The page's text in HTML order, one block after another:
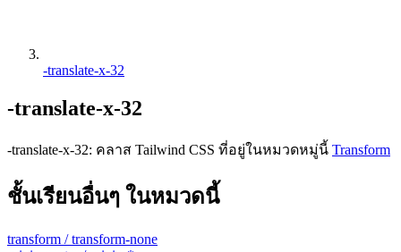
-translate-x-32
-translate-x-32
-translate-x-32: คลาส Tailwind CSS ที่อยู่ในหมวดหมู่นี้ Transform
ชั้นเรียนอื่นๆ ในหมวดนี้
transform / transform-none